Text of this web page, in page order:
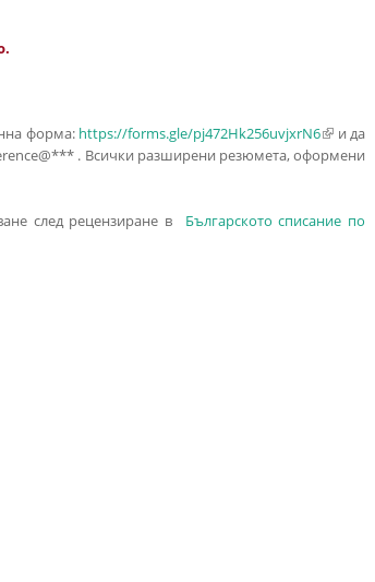
форма: https://forms.gle/pj472Hk256uvjxrN6(link is
и да
. Всички разширени резюмета, оформени
след рецензиране в Българското списание по